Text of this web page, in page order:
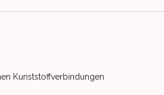
Kunststoffverbindungen